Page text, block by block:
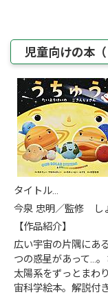
児童向けの本（
タイトル…
今泉 忠明／監修 し
【作品紹介】
広い宇宙の片隅にあ
つの惑星があって…
太陽系をずっとまわ
宙科学絵本。解説付き